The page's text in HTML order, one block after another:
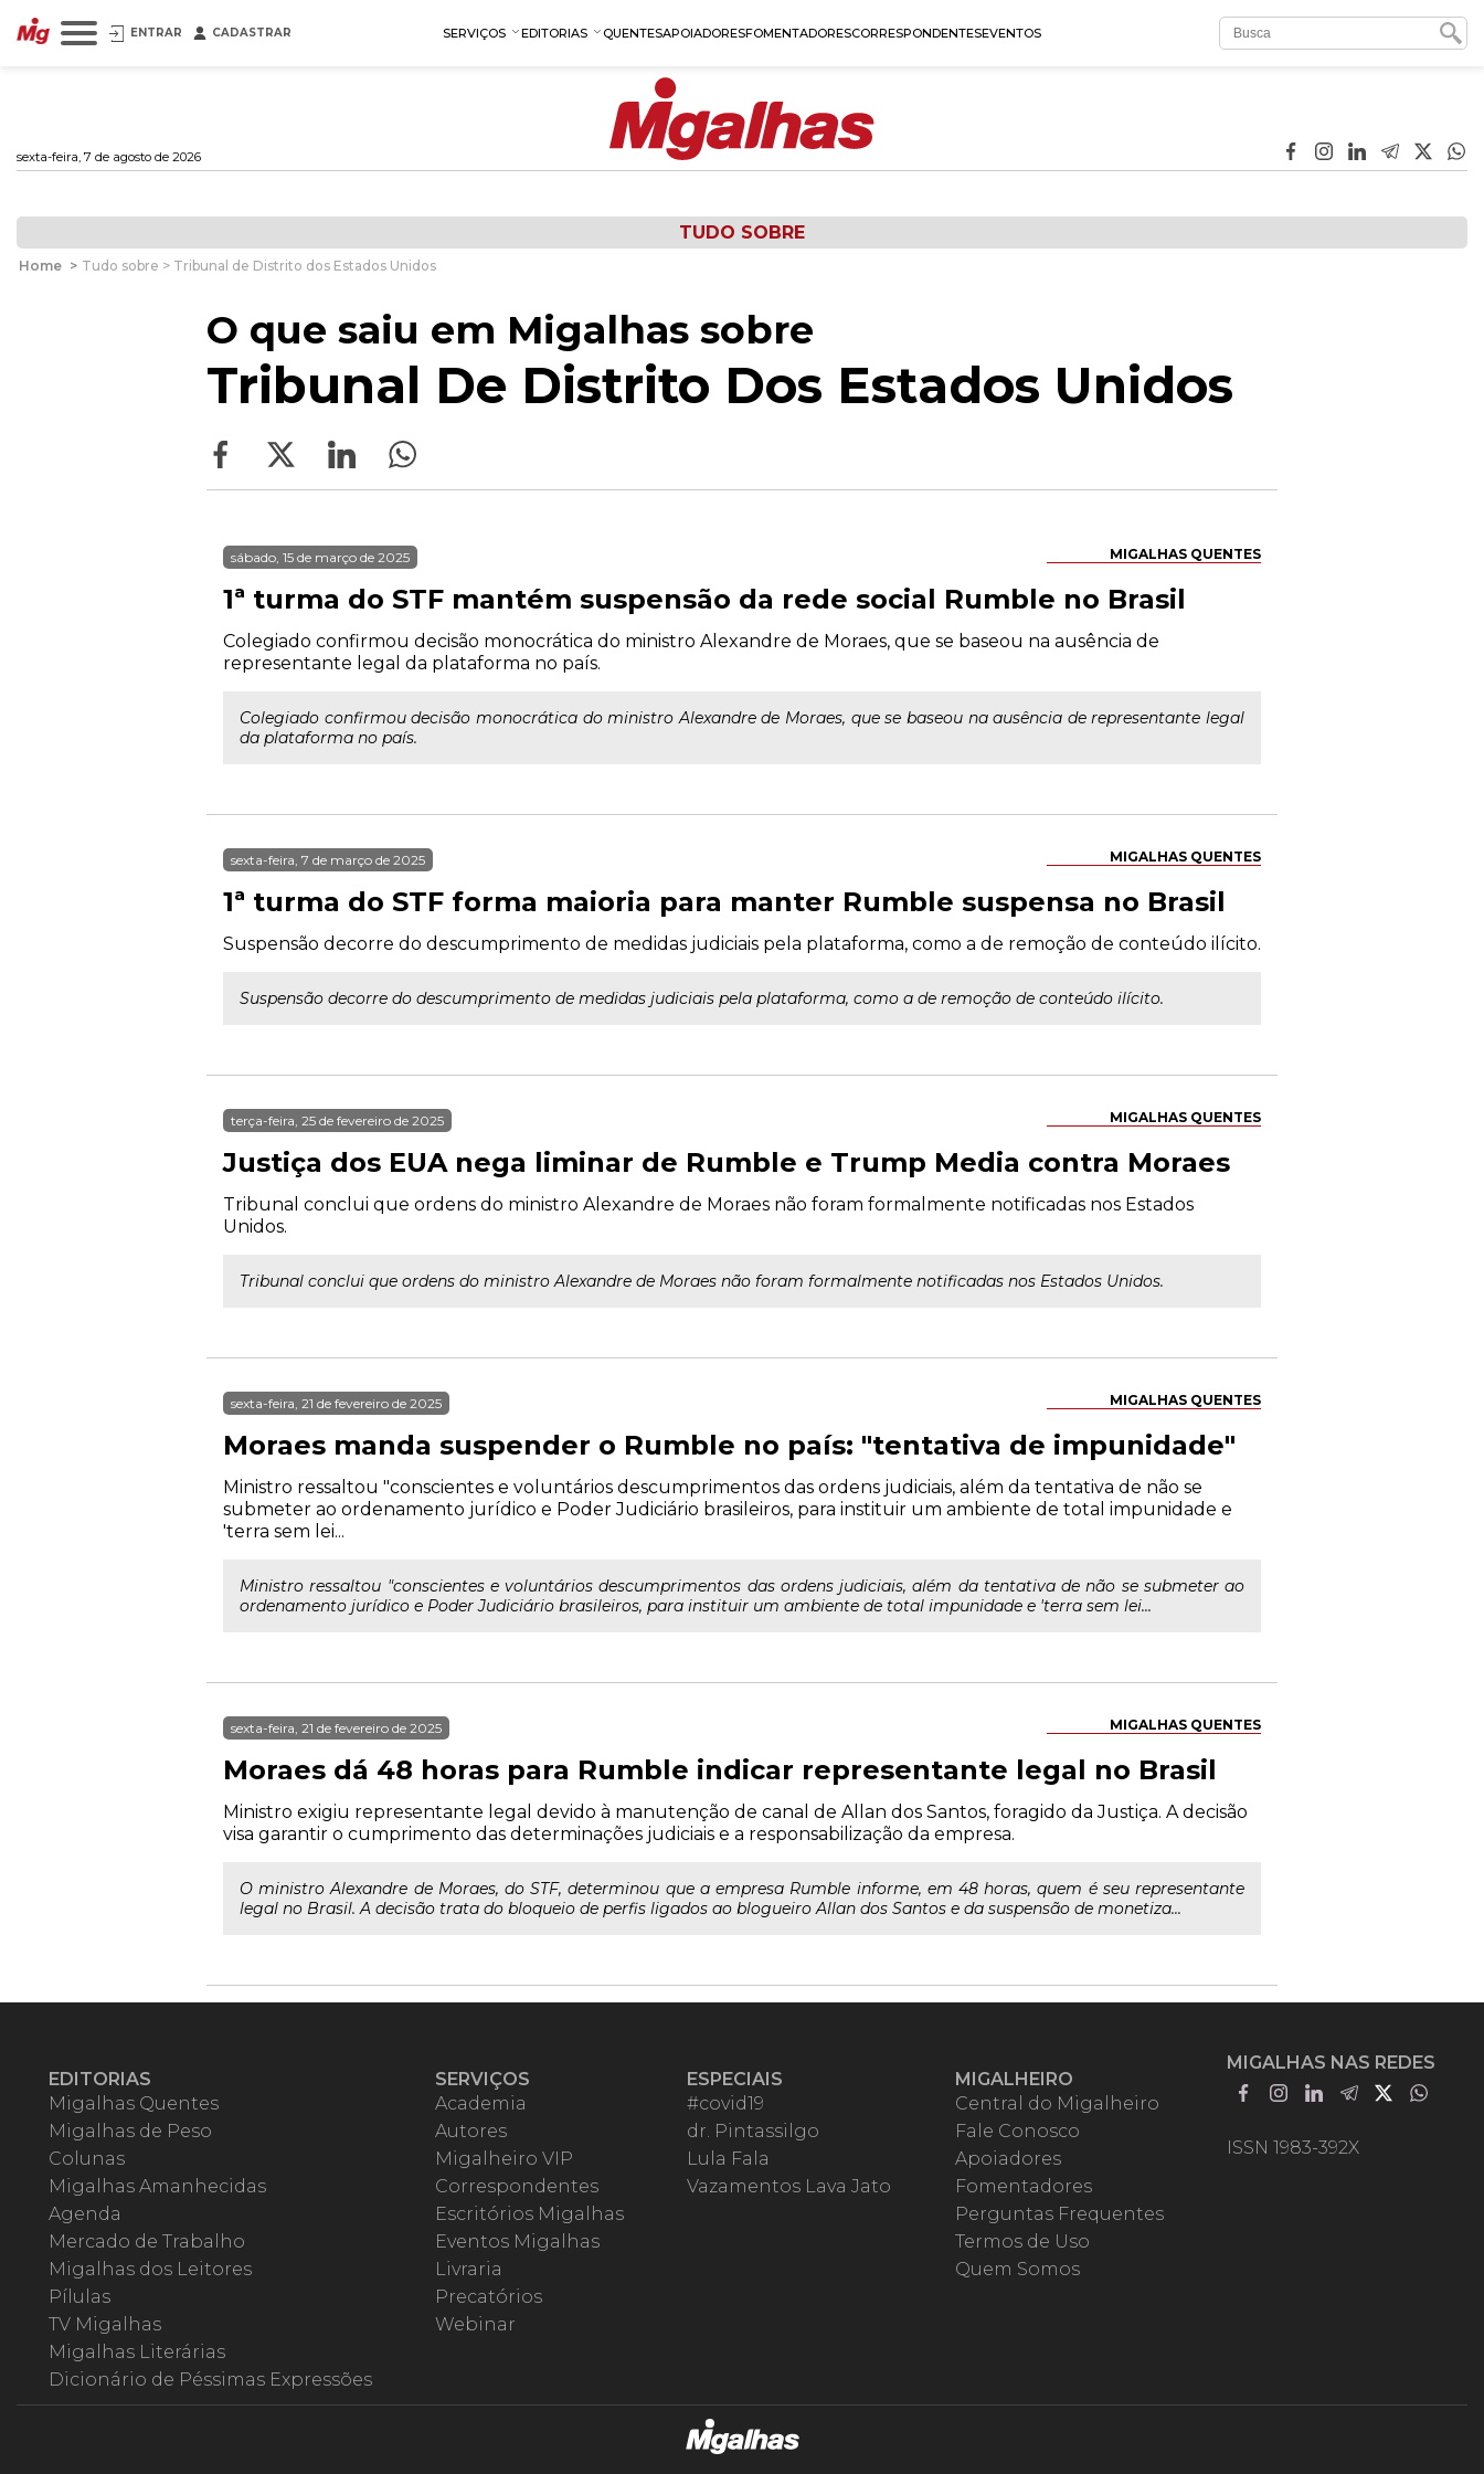
ENTRAR CADASTRAR SERVIÇOS EDITORIAS QUENTESAPOIADORESFOMENTADORESCORRESPONDENTESEVENTOS
sexta-feira, 7 de agosto de 2026
TUDO SOBRE
Home > Tudo sobre > Tribunal de Distrito dos Estados Unidos
O que saiu em Migalhas sobre
Tribunal De Distrito Dos Estados Unidos
MIGALHAS QUENTES
sábado, 15 de março de 2025
1ª turma do STF mantém suspensão da rede social Rumble no Brasil
Colegiado confirmou decisão monocrática do ministro Alexandre de Moraes, que se baseou na ausência de
representante legal da plataforma no país.
Colegiado confirmou decisão monocrática do ministro Alexandre de Moraes, que se baseou na ausência de representante legal
da plataforma no país.
MIGALHAS QUENTES
sexta-feira, 7 de março de 2025
1ª turma do STF forma maioria para manter Rumble suspensa no Brasil
Suspensão decorre do descumprimento de medidas judiciais pela plataforma, como a de remoção de conteúdo ilícito.
Suspensão decorre do descumprimento de medidas judiciais pela plataforma, como a de remoção de conteúdo ilícito.
MIGALHAS QUENTES
terça-feira, 25 de fevereiro de 2025
Justiça dos EUA nega liminar de Rumble e Trump Media contra Moraes
Tribunal conclui que ordens do ministro Alexandre de Moraes não foram formalmente notificadas nos Estados
Unidos.
Tribunal conclui que ordens do ministro Alexandre de Moraes não foram formalmente notificadas nos Estados Unidos.
MIGALHAS QUENTES
sexta-feira, 21 de fevereiro de 2025
Moraes manda suspender o Rumble no país: "tentativa de impunidade"
Ministro ressaltou "conscientes e voluntários descumprimentos das ordens judiciais, além da tentativa de não se
submeter ao ordenamento jurídico e Poder Judiciário brasileiros, para instituir um ambiente de total impunidade e
'terra sem lei...
Ministro ressaltou "conscientes e voluntários descumprimentos das ordens judiciais, além da tentativa de não se submeter ao
ordenamento jurídico e Poder Judiciário brasileiros, para instituir um ambiente de total impunidade e 'terra sem lei...
MIGALHAS QUENTES
sexta-feira, 21 de fevereiro de 2025
Moraes dá 48 horas para Rumble indicar representante legal no Brasil
Ministro exigiu representante legal devido à manutenção de canal de Allan dos Santos, foragido da Justiça. A decisão
visa garantir o cumprimento das determinações judiciais e a responsabilização da empresa.
O ministro Alexandre de Moraes, do STF, determinou que a empresa Rumble informe, em 48 horas, quem é seu representante
legal no Brasil. A decisão trata do bloqueio de perfis ligados ao blogueiro Allan dos Santos e da suspensão de monetiza...
EDITORIAS
Migalhas Quentes
Migalhas de Peso
Colunas
Migalhas Amanhecidas
Agenda
Mercado de Trabalho
Migalhas dos Leitores
Pílulas
TV Migalhas
Migalhas Literárias
Dicionário de Péssimas Expressões
SERVIÇOS
Academia
Autores
Migalheiro VIP
Correspondentes
Escritórios Migalhas
Eventos Migalhas
Livraria
Precatórios
Webinar
ESPECIAIS
#covid19
dr. Pintassilgo
Lula Fala
Vazamentos Lava Jato
MIGALHEIRO
Central do Migalheiro
Fale Conosco
Apoiadores
Fomentadores
Perguntas Frequentes
Termos de Uso
Quem Somos
MIGALHAS NAS REDES
ISSN 1983-392X